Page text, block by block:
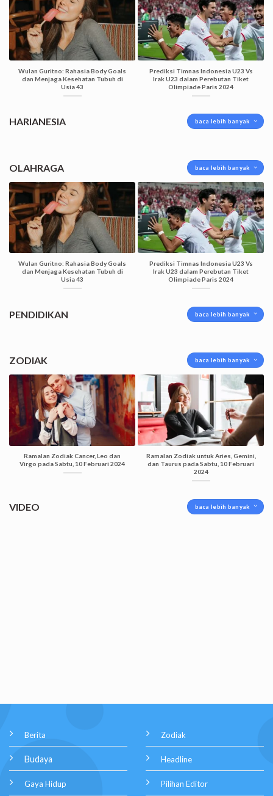
Wulan Guritno: Rahasia Body Goals
dan Menjaga Kesehatan Tubuh di
Usia 43
Prediksi Timnas Indonesia U23 Vs
Irak U23 dalam Perebutan Tiket
Olimpiade Paris 2024
HARIANESIA baca lebih banyak
OLAHRAGA baca lebih banyak
Wulan Guritno: Rahasia Body Goals
dan Menjaga Kesehatan Tubuh di
Usia 43
Prediksi Timnas Indonesia U23 Vs
Irak U23 dalam Perebutan Tiket
Olimpiade Paris 2024
PENDIDIKAN baca lebih banyak
ZODIAK baca lebih banyak
Ramalan Zodiak Cancer, Leo dan
Virgo pada Sabtu, 10 Februari 2024
Ramalan Zodiak untuk Aries, Gemini,
dan Taurus pada Sabtu, 10 Februari
2024
VIDEO baca lebih banyak
Berita
Budaya
Gaya Hidup
Zodiak
Headline
Pilihan Editor